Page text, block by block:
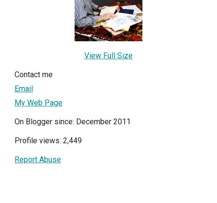
View Full Size
Contact me
Email
My Web Page
On Blogger since: December 2011
Profile views: 2,449
Report Abuse